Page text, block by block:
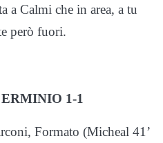
a Calmi che in area, a tu
però fuori.
1-1
Formato (Micheal 41’